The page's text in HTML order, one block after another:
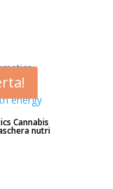
Cannabis
nutri